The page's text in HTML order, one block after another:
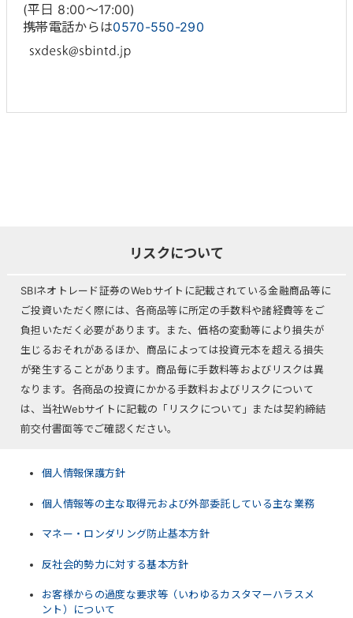
(平日 8:00〜17:00)
携帯電話からは0570-550-290
リスクについて
SBIネオトレード証券のWebサイトに記載されている金融商品等に
ご投資いただく際には、各商品等に所定の手数料や諸経費等をご
負担いただく必要があります。また、価格の変動等により損失が
生じるおそれがあるほか、商品によっては投資元本を超える損失
が発生することがあります。商品毎に手数料等およびリスクは異
なります。各商品の投資にかかる手数料およびリスクについて
は、当社Webサイトに記載の「リスクについて」または契約締結
前交付書面等でご確認ください。
個人情報保護方針
個人情報等の主な取得元および外部委託している主な業務
マネー・ロンダリング防止基本方針
反社会的勢力に対する基本方針
お客様からの過度な要求等（いわゆるカスタマーハラスメ
ント）について